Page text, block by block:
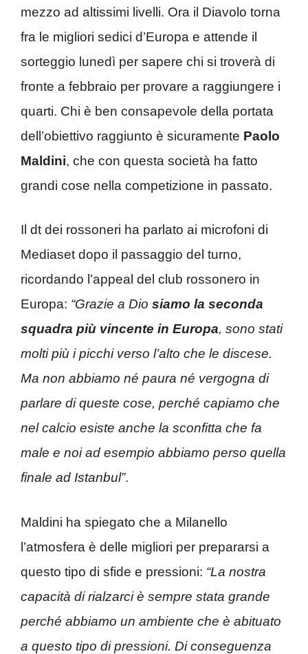
mezzo ad altissimi livelli. Ora il Diavolo torna
fra le migliori sedici d’Europa e attende il
sorteggio lunedì per sapere chi si troverà di
fronte a febbraio per provare a raggiungere i
quarti. Chi è ben consapevole della portata
dell’obiettivo raggiunto è sicuramente Paolo
Maldini, che con questa società ha fatto
grandi cose nella competizione in passato.
Il dt dei rossoneri ha parlato ai microfoni di
Mediaset dopo il passaggio del turno,
ricordando l’appeal del club rossonero in
Europa: “Grazie a Dio siamo la seconda
squadra più vincente in Europa, sono stati
molti più i picchi verso l’alto che le discese.
Ma non abbiamo né paura né vergogna di
parlare di queste cose, perché capiamo che
nel calcio esiste anche la sconfitta che fa
male e noi ad esempio abbiamo perso quella
finale ad Istanbul”.
Maldini ha spiegato che a Milanello
l’atmosfera è delle migliori per prepararsi a
questo tipo di sfide e pressioni: “La nostra
capacità di rialzarci è sempre stata grande
perché abbiamo un ambiente che è abituato
a questo tipo di pressioni. Di conseguenza